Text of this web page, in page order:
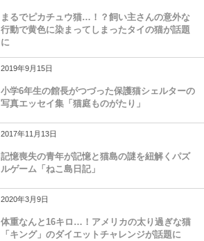
まるでピカチュウ猫…！？飼い主さんの意外な
行動で黄色に染まってしまったタイの猫が話題
に
2019年9月15日
小学6年生の館長がつづった保護猫シェルターの
写真エッセイ集「猫庭ものがたり」
2017年11月13日
記憶喪失の青年が記憶と猫島の謎を紐解くパズ
ルゲーム「ねこ島日記」
2020年3月9日
体重なんと16キロ…！アメリカの太り過ぎな猫
「キング」のダイエットチャレンジが話題に